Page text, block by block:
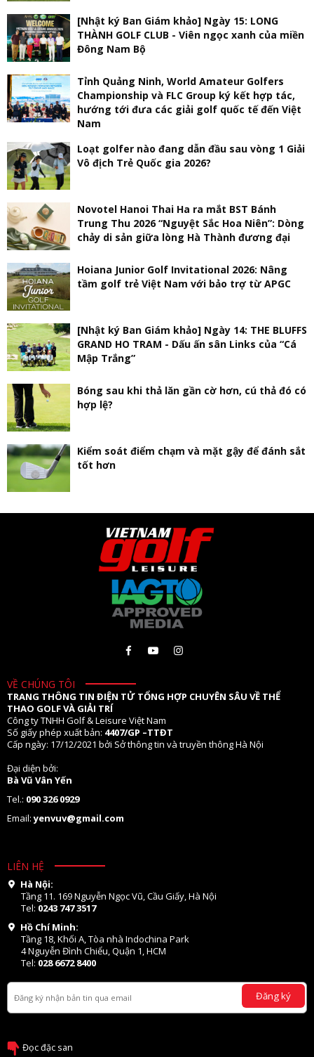
[Nhật ký Ban Giám khảo] Ngày 15: LONG
THÀNH GOLF CLUB - Viên ngọc xanh của miền
Đông Nam Bộ
Tỉnh Quảng Ninh, World Amateur Golfers
Championship và FLC Group ký kết hợp tác,
hướng tới đưa các giải golf quốc tế đến Việt
Nam
Loạt golfer nào đang dẫn đầu sau vòng 1 Giải
Vô địch Trẻ Quốc gia 2026?
Novotel Hanoi Thai Ha ra mắt BST Bánh
Trung Thu 2026 “Nguyệt Sắc Hoa Niên”: Dòng
chảy di sản giữa lòng Hà Thành đương đại
Hoiana Junior Golf Invitational 2026: Nâng
tầm golf trẻ Việt Nam với bảo trợ từ APGC
[Nhật ký Ban Giám khảo] Ngày 14: THE BLUFFS
GRAND HO TRAM - Dấu ấn sân Links của “Cá
Mập Trắng”
Bóng sau khi thả lăn gần cờ hơn, cú thả đó có
hợp lệ?
Kiểm soát điểm chạm và mặt gậy để đánh sắt
tốt hơn
VỀ CHÚNG TÔI
TRANG THÔNG TIN ĐIỆN TỬ TỔNG HỢP CHUYÊN SÂU VỀ THỂ
THAO GOLF VÀ GIẢI TRÍ
Công ty TNHH Golf & Leisure Việt Nam
Số giấy phép xuất bản: 4407/GP –TTĐT
Cấp ngày: 17/12/2021 bởi Sở thông tin và truyền thông Hà Nội
Đại diện bởi:
Bà Vũ Vân Yến
Tel.: 090 326 0929
Email:yenvuv@gmail.com
LIÊN HỆ
Hà Nội:
Tầng 11. 169 Nguyễn Ngọc Vũ, Cầu Giấy, Hà Nội
Tel: 0243 747 3517
Hồ Chí Minh:
Tầng 18, Khối A, Tòa nhà Indochina Park
4 Nguyễn Đình Chiểu, Quận 1, HCM
Tel: 028 6672 8400
Đăng ký
Đọc đặc san